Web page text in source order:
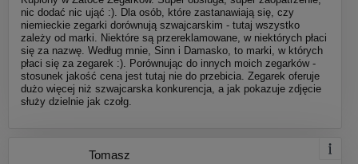
nic dodać nic ująć :). Dla osób, które zastanawiają się, czy
niemieckie zegarki dorównują szwajcarskim - tutaj wszystko
zależy od marki. Niektóre są przereklamowane, w niektórych płaci
się za nazwę. Według mnie, Sinn i Damasko, to marki, w których
płaci się za zegarek :). Porównując do innych moich zegarków -
stosunek jakość cena jest tutaj nie do przebicia. Zegarek oferuje
dużo więcej niż szwajcarska konkurencja, a jak pokazuje zdjęcie
służy dzielnie jak czołg.
Tomasz